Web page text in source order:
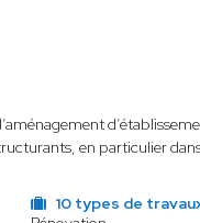
en particulier
10 types de